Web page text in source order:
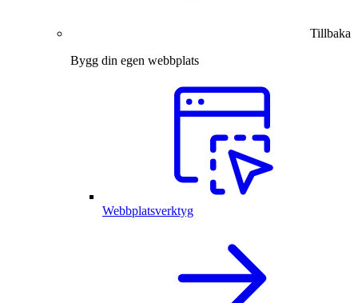
Tillbaka
Bygg din egen webbplats
Webbplatsverktyg